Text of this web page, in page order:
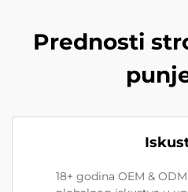
Prednosti
18+ godina OEM &